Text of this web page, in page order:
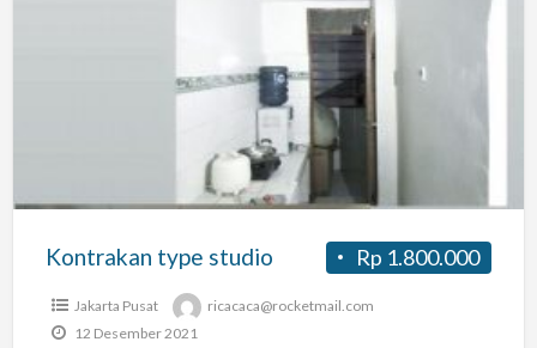
Rp 1.800.000
Kontrakan type studio
Jakarta Pusat
ricacaca@rocketmail.com
12 Desember 2021